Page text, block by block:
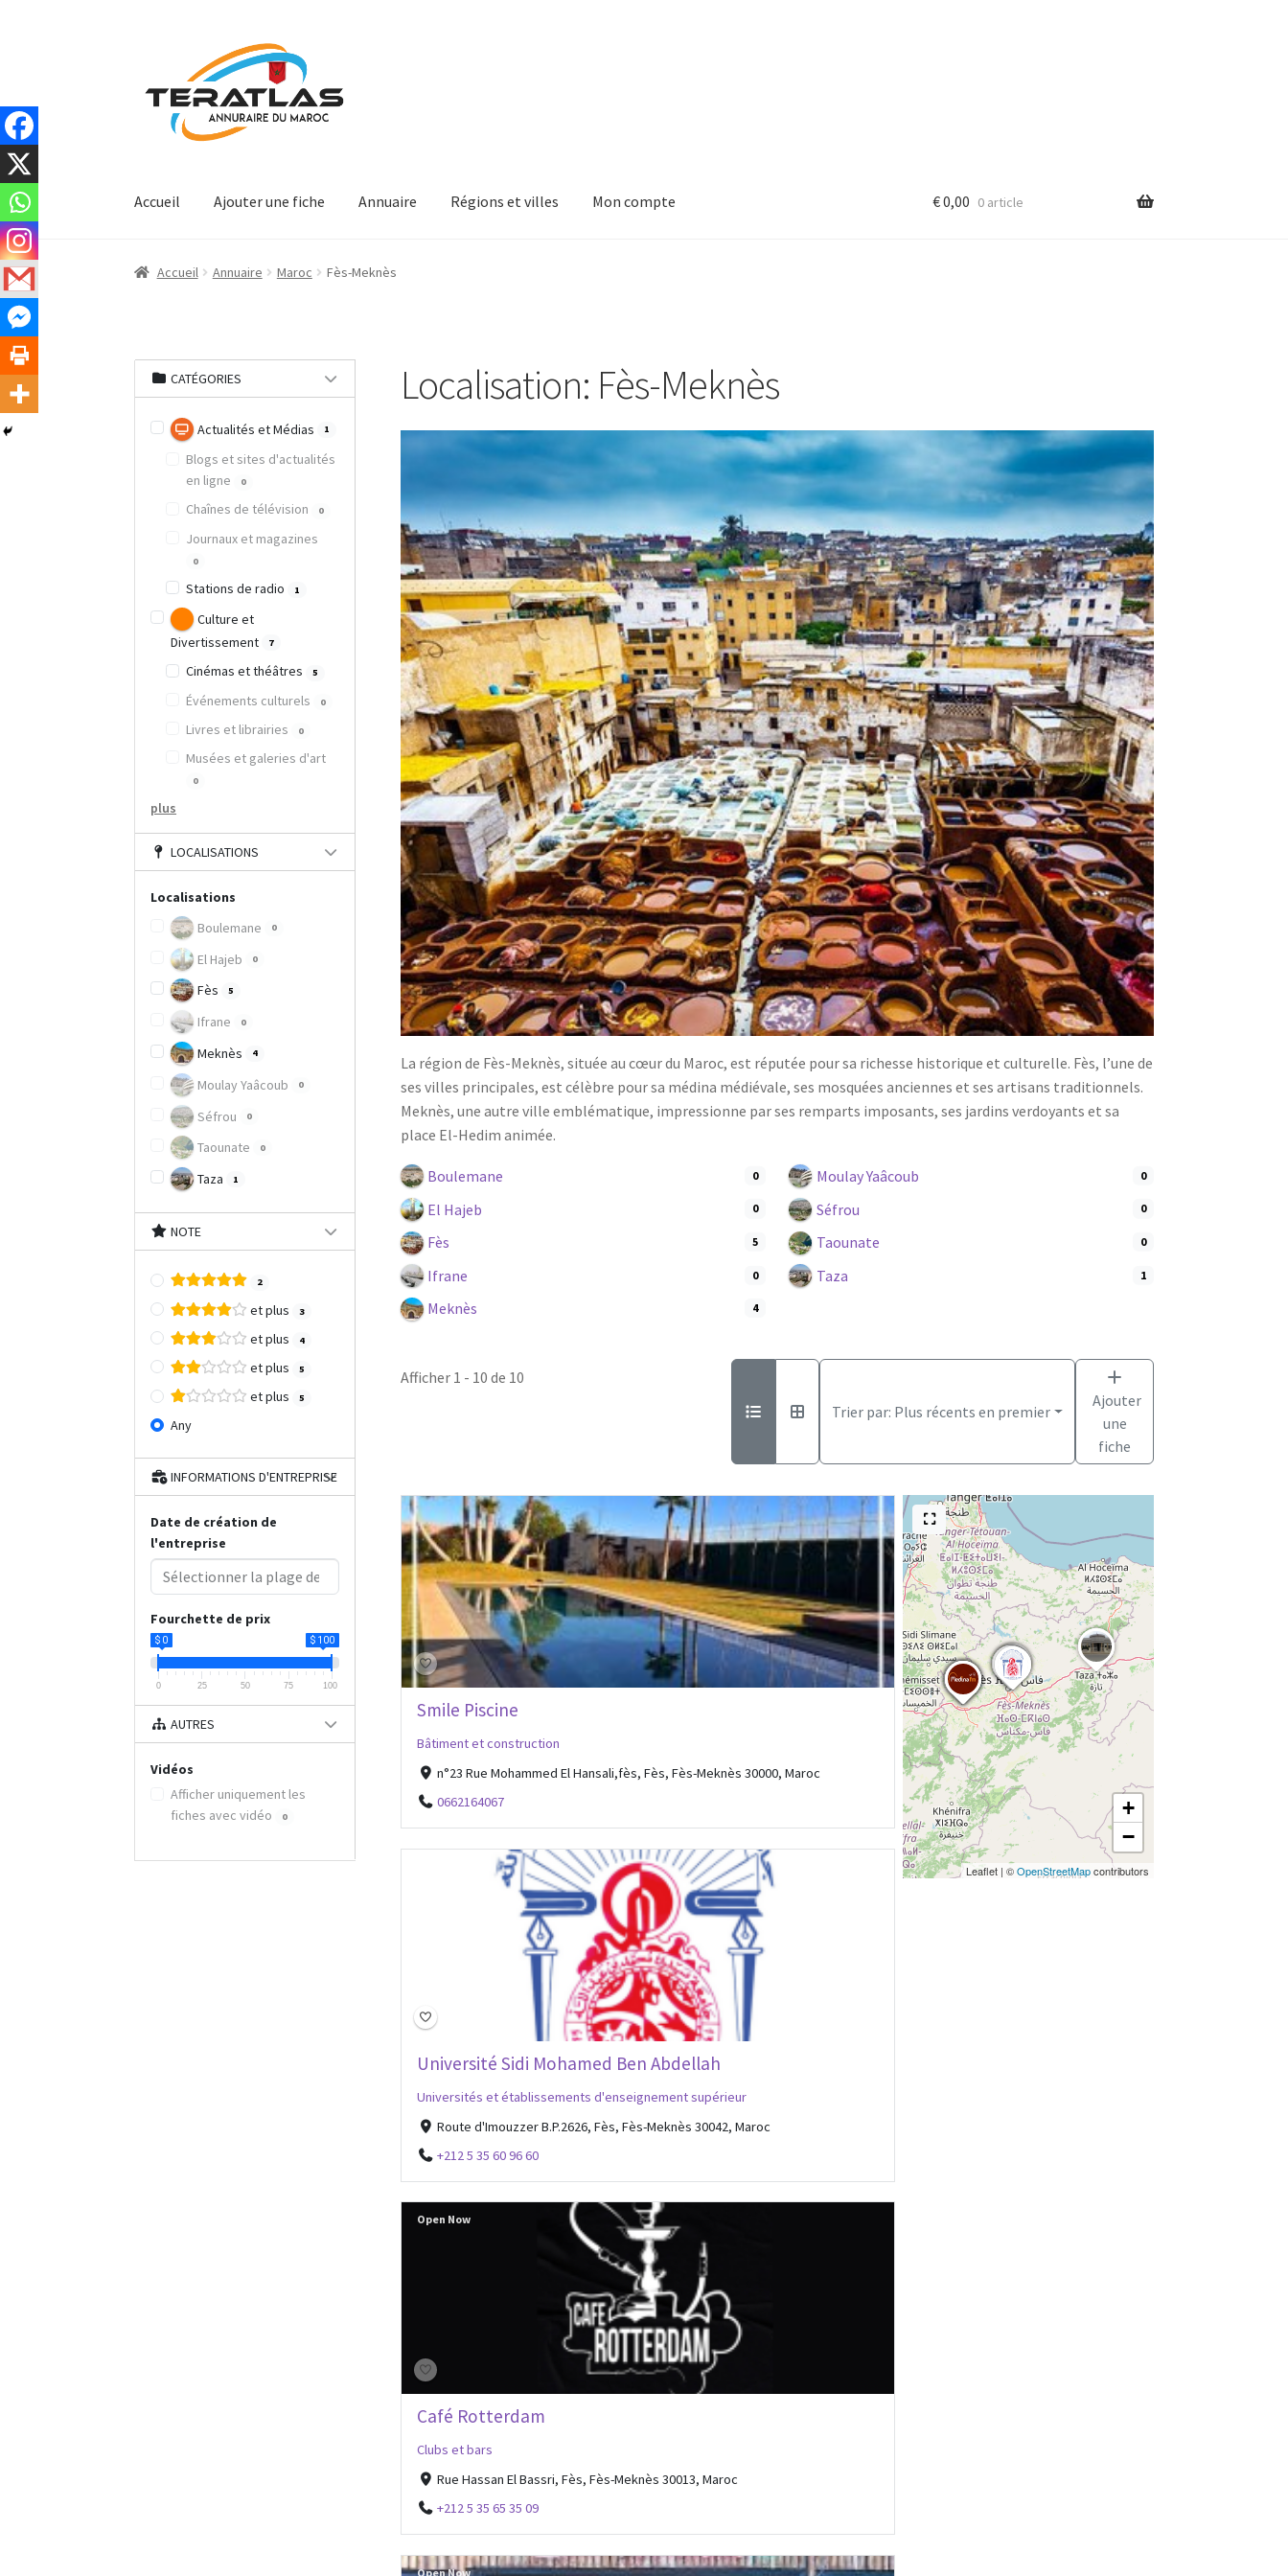
la
navigation
contenu
Accueil Ajouter une fiche Annuaire Régions et villes Mon compte €0,00 0 article
Accueil Annuaire Maroc Fès-Meknès
Localisation: Fès-Meknès
La région de Fès-Meknès, située au cœur du Maroc, est réputée pour sa richesse historique et culturelle. Fès, l’une de
ses villes principales, est célèbre pour sa médina médiévale, ses mosquées anciennes et ses artisans traditionnels.
Meknès, une autre ville emblématique, impressionne par ses remparts imposants, ses jardins verdoyants et sa
place El-Hedim animée.
Boulemane 0
El Hajeb 0
Fès 5
Ifrane 0
Meknès 4
Moulay Yaâcoub 0
Séfrou 0
Taounate 0
Taza 1
Afficher 1 - 10 de 10
Trier par: Plus récents en premier
Ajouter
une
fiche
Smile Piscine
Bâtiment et construction
n°23 Rue Mohammed El Hansali,fès, Fès, Fès-Meknès 30000, Maroc
0662164067
Université Sidi Mohamed Ben Abdellah
Universités et établissements d'enseignement supérieur
Route d'Imouzzer B.P.2626, Fès, Fès-Meknès 30042, Maroc
+212 5 35 60 96 60
Café Rotterdam
Clubs et bars
Rue Hassan El Bassri, Fès, Fès-Meknès 30013, Maroc
+212 5 35 65 35 09
Open Now
Open Now
+
−
Leaflet | ©OpenStreetMapcontributors
CATÉGORIES
Actualités et Médias 1
Blogs et sites d'actualités
en ligne
0
Chaînes de télévision 0
Journaux et magazines
0
Stations de radio 1
Culture et
Divertissement
7
Cinémas et théâtres 5
Événements culturels 0
Livres et librairies 0
Musées et galeries d'art
0
plus
LOCALISATIONS
Localisations
Boulemane
0
El Hajeb 0
Fès 5
Ifrane 0
Meknès 4
Moulay Yaâcoub 0
Séfrou 0
Taounate 0
Taza 1
NOTE
2
et plus 3
et plus 4
et plus 5
et plus 5
Any
INFORMATIONS D'ENTREPRISE
Date de création de
l'entreprise
Fourchette de prix
$ 0 $ 100
0 25 50 75 100
AUTRES
Vidéos
Afficher uniquement les
fiches avec vidéo
0